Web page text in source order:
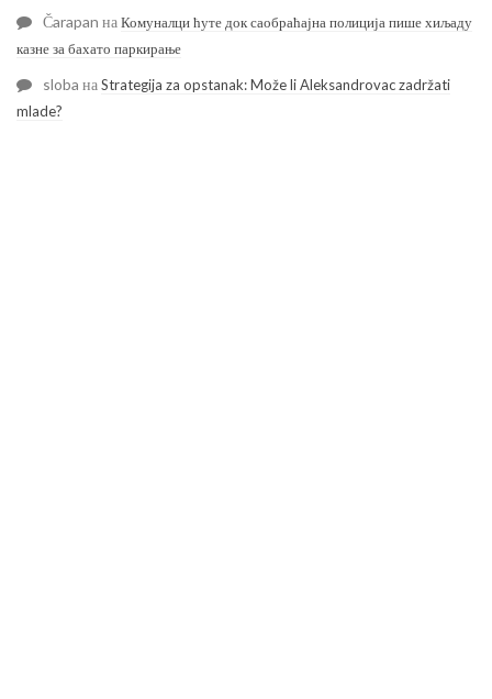
Čarapan наКомуналци ћуте док саобраћајна полиција пише хиљаду
казне за бахато паркирање
sloba наStrategija za opstanak: Može li Aleksandrovac zadržati
mlade?